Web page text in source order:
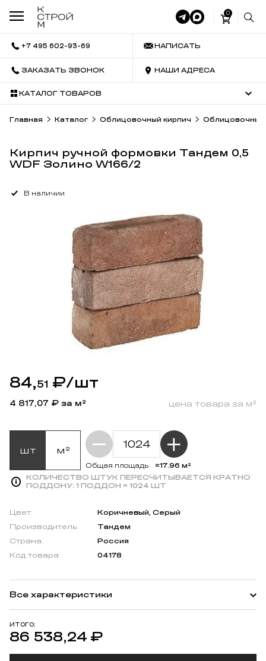
0
+7 495 602-93-69 НАПИСАТЬ
ЗАКАЗАТЬ ЗВОНОК НАШИ АДРЕСА
КАТАЛОГ ТОВАРОВ
Главная Каталог Облицовочный кирпич Облицовочный
Кирпич ручной формовки Тандем 0,5
WDF Золино W166/2
В наличии
84,51 ₽/шт
4 817,07 ₽ за м² цена товара за м²
шт м²
Общая площадь
≈17.96 м²
КОЛИЧЕСТВО ШТУК ПЕРЕСЧИТЫВАЕТСЯ КРАТНО
ПОДДОНУ: 1 ПОДДОН = 1024 ШТ
ИТОГО:
86 538,24 ₽
Цвет:
Коричневый, Серый
Производитель:
Тандем
Страна:
Россия
Код товара:
04178
Все характеристики